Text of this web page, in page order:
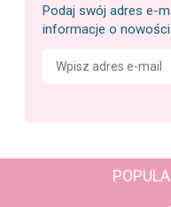
Podaj swój adres e-
informacje o